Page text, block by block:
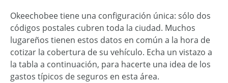
Okeechobee tiene una configuración única: sólo dos
códigos postales cubren toda la ciudad. Muchos
lugareños tienen estos datos en común a la hora de
cotizar la cobertura de su vehículo. Echa un vistazo a
la tabla a continuación, para hacerte una idea de los
gastos típicos de seguros en esta área.